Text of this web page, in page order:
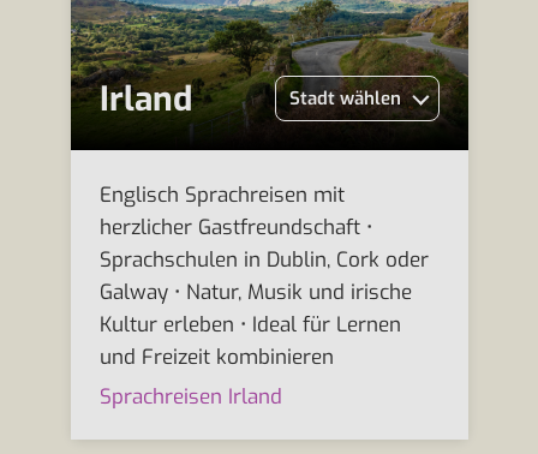
Irland Stadt wählen
Englisch Sprachreisen mit
herzlicher Gastfreundschaft •
Sprachschulen in Dublin, Cork oder
Galway • Natur, Musik und irische
Kultur erleben • Ideal für Lernen
und Freizeit kombinieren
Sprachreisen Irland